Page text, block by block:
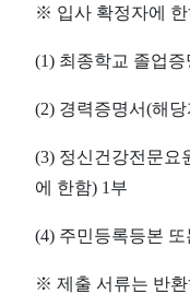
※ 입사 확정자에
(1) 최종학교 졸업증
(2) 경력증명서(해
(3) 정신건강전문요
에 한함) 1 부
(4) 주민등록등본 또
※ 제출 서류는 반